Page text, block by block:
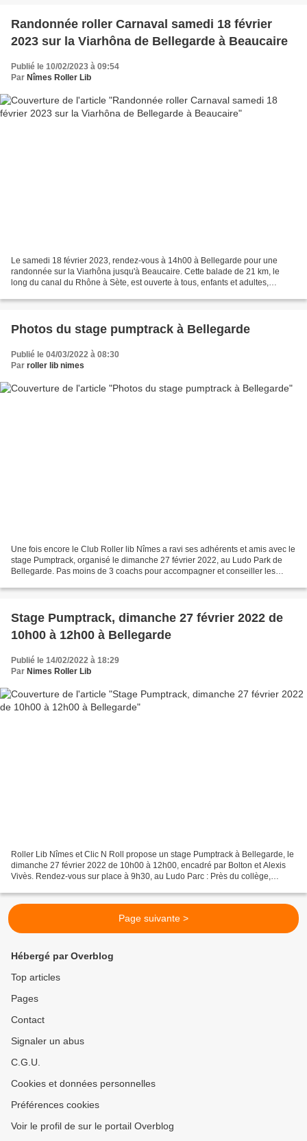
Randonnée roller Carnaval samedi 18 février
2023 sur la Viarhôna de Bellegarde à Beaucaire
Publié le 10/02/2023 à 09:54
Par Nîmes Roller Lib
Le samedi 18 février 2023, rendez-vous à 14h00 à Bellegarde pour une
randonnée sur la Viarhôna jusqu'à Beaucaire. Cette balade de 21 km, le
long du canal du Rhône à Sète, est ouverte à tous, enfants et adultes,
Photos du stage pumptrack à Bellegarde
Publié le 04/03/2022 à 08:30
Par roller lib nimes
Une fois encore le Club Roller lib Nîmes a ravi ses adhérents et amis avec le
stage Pumptrack, organisé le dimanche 27 février 2022, au Ludo Park de
Bellegarde. Pas moins de 3 coachs pour accompagner et conseiller les
Stage Pumptrack, dimanche 27 février 2022 de
10h00 à 12h00 à Bellegarde
Publié le 14/02/2022 à 18:29
Par Nimes Roller Lib
Roller Lib Nîmes et Clic N Roll propose un stage Pumptrack à Bellegarde, le
dimanche 27 février 2022 de 10h00 à 12h00, encadré par Bolton et Alexis
Vivès. Rendez-vous sur place à 9h30, au Ludo Parc : Près du collège,
Page suivante >
Hébergé par Overblog
Top articles
Pages
Contact
Signaler un abus
C.G.U.
Cookies et données personnelles
Préférences cookies
Voir le profil de sur le portail Overblog